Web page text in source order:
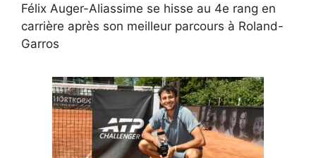
Félix Auger-Aliassime se hisse au 4e rang en
carrière après son meilleur parcours à Roland-
Garros